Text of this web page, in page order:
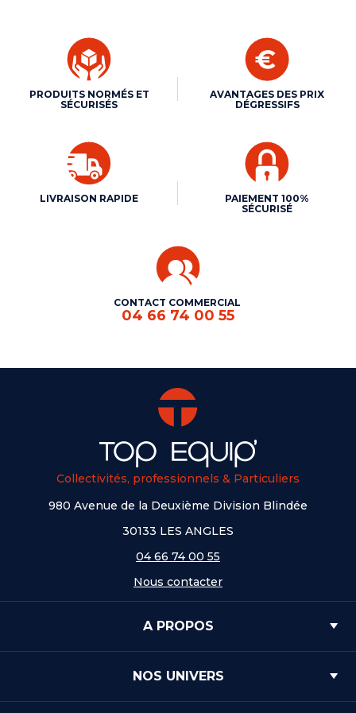
PRODUITS NORMÉS ET
SÉCURISÉS
AVANTAGES DES PRIX
DÉGRESSIFS
LIVRAISON RAPIDE
PAIEMENT 100%
SÉCURISÉ
CONTACT COMMERCIAL
04 66 74 00 55
Collectivités, professionnels & Particuliers
980 Avenue de la Deuxième Division Blindée
30133 LES ANGLES
04 66 74 00 55
Nous contacter
A PROPOS
NOS UNIVERS